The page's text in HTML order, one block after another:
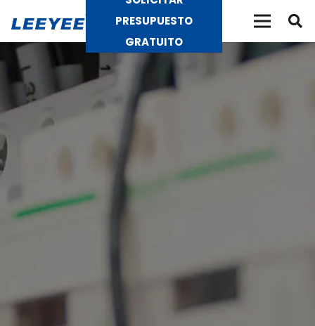
PRESUPUESTO
GRATUITO